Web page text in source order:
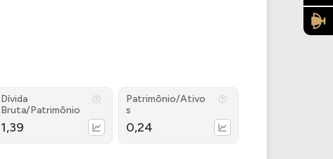
Dívida
Bruta/Patrimônio
1,39
Patrimônio/Ativo
s
0,24